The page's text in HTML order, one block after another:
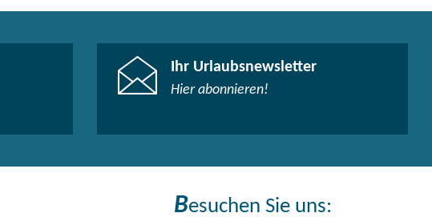
Ihr Urlaubsnewsletter
Hier abonnieren!
Besuchen Sie uns: